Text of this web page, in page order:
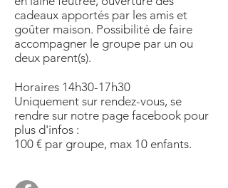
cadeaux apportés par les amis et
goûter maison. Possibilité de faire
accompagner le groupe par un ou
deux parent(s).
Horaires 14h30-17h30
Uniquement sur rendez-vous, se
rendre sur notre page facebook pour
plus d'infos :
100 € par groupe, max 10 enfants.